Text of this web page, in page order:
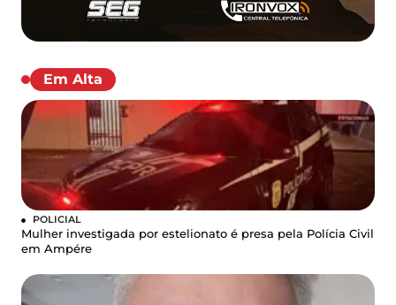
Em Alta
POLICIAL
Mulher investigada por estelionato é presa pela Polícia Civil
em Ampére